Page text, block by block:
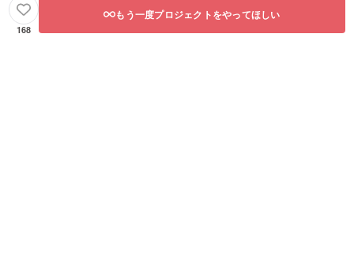
168
もう一度プロジェクトをやってほしい